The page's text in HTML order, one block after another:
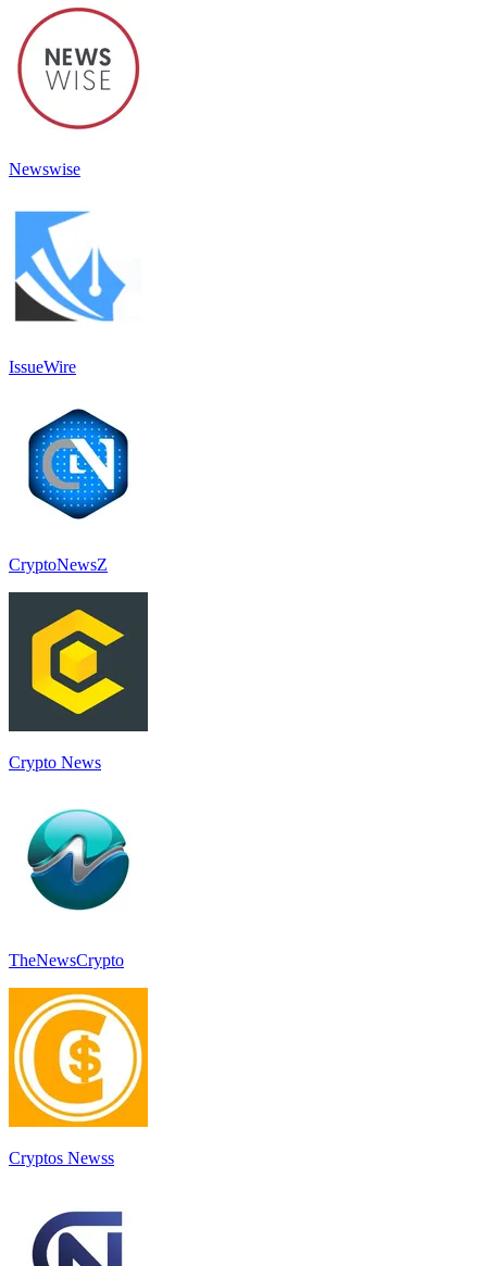
Newswise
IssueWire
CryptoNewsZ
Crypto News
TheNewsCrypto
Cryptos Newss